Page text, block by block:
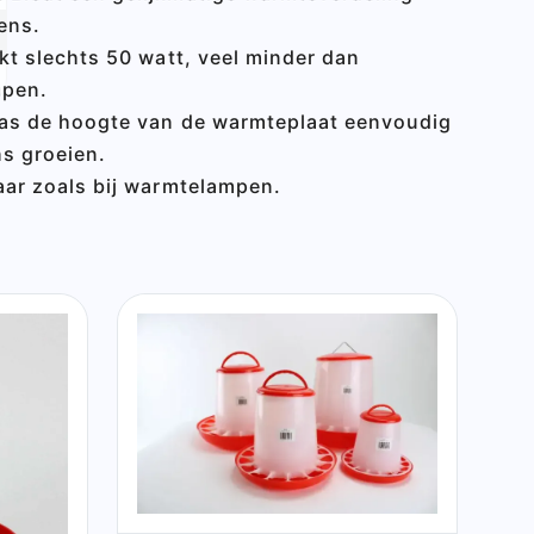
slechts 50 watt, veel minder dan
de hoogte van de warmteplaat eenvoudig
groeien.
zoals bij warmtelampen.